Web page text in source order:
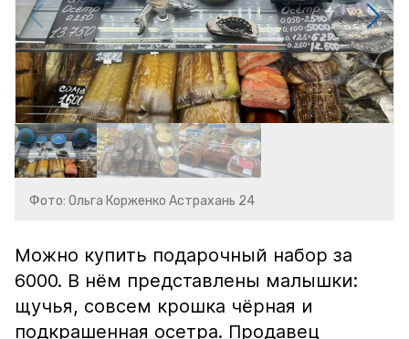
Фото: Ольга Корженко Астрахань 24
Можно купить подарочный набор за
6000. В нём представлены малышки:
щучья, совсем крошка чёрная и
подкрашенная осетра. Продавец